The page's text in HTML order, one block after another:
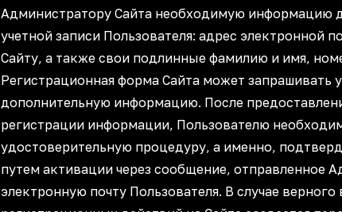
Администратору Сайта необходимую информацию
учетной записи Пользователя: адрес электронной
Сайту, а также свои подлинные фамилию и имя,
Регистрационная форма Сайта может запрашивать
дополнительную информацию. После
регистрации информации, Пользователю
удостоверительную процедуру, а именно,
путем активации через сообщение, отправленное
электронную почту Пользователя. В случае